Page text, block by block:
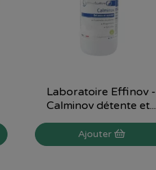
Laboratoire Effinov -
Calminov détente et...
Ajouter